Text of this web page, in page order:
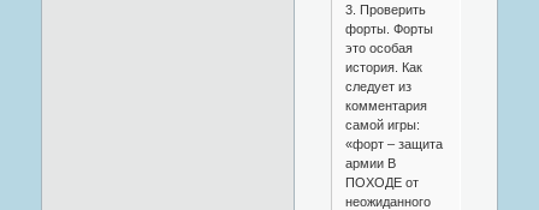
3. Проверить
форты. Форты
это особая
история. Как
следует из
комментария
самой игры:
«форт – защита
армии В
ПОХОДЕ от
неожиданного